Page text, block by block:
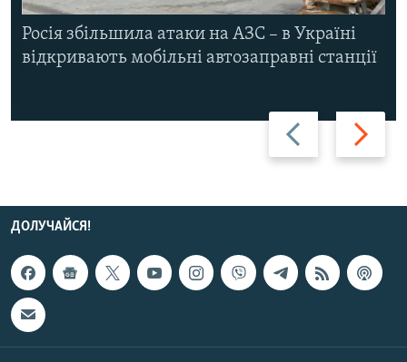
Назад Вперед
Росія збільшила атаки на АЗС – в Україні
відкривають мобільні автозаправні станції
ДОЛУЧАЙСЯ!